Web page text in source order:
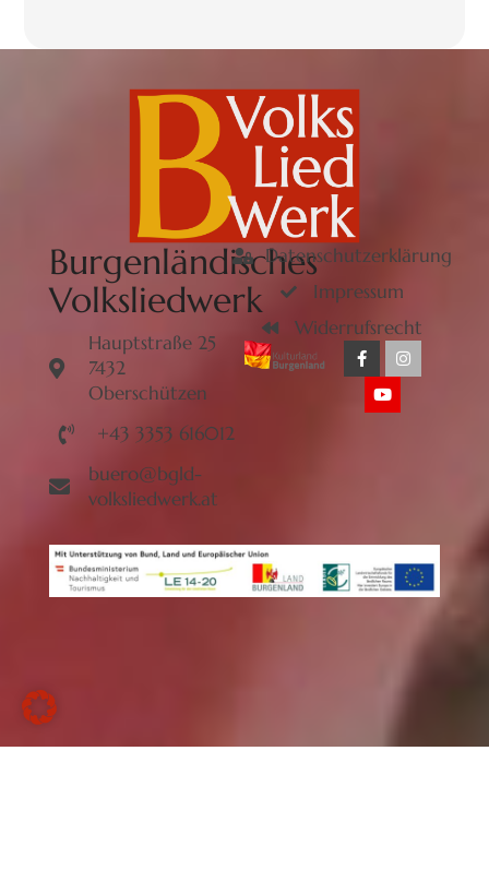
Burgenländisches
Volksliedwerk
Hauptstraße 25
7432
Oberschützen
+43 3353 616012
buero@bgld-
volksliedwerk.at
Datenschutzerklärung
Impressum
Widerrufsrecht